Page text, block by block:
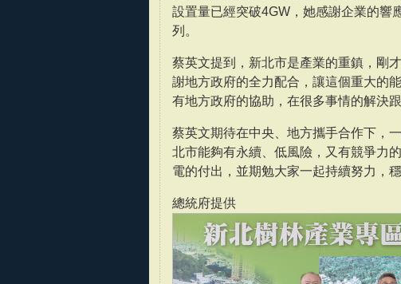
設置量已經突破4GW，她感謝企業的響
列。
蔡英文提到，新北市是產業的重鎮，剛
謝地方政府的全力配合，讓這個重大的
有地方政府的協助，在很多事情的解決
蔡英文期待在中央、地方攜手合作下，
北市能夠有永續、低風險，又有競爭力
電的付出，並期勉大家一起持續努力，
總統府提供